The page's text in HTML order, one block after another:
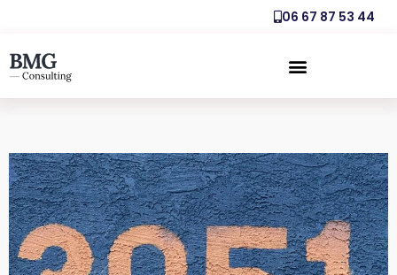
06 67 87 53 44